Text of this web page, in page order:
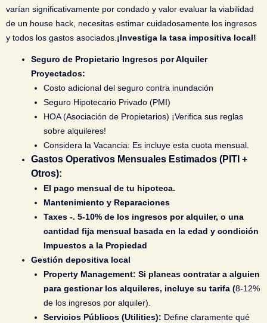
varían significativamente por condado y valor evaluar la viabilidad
de un house hack, necesitas estimar cuidadosamente los ingresos
y todos los gastos asociados. ¡Investiga la tasa impositiva local!
Seguro de Propietario Ingresos por Alquiler
Proyectados:
Costo adicional del seguro contra inundación
Seguro Hipotecario Privado (PMI)
HOA (Asociación de Propietarios) ¡Verifica sus reglas
sobre alquileres!
Considera la Vacancia: Es incluye esta cuota mensual.
Gastos Operativos Mensuales Estimados (PITI +
Otros):
El pago mensual de tu hipoteca.
Mantenimiento y Reparaciones
Taxes -. 5-10% de los ingresos por alquiler, o una
cantidad fija mensual basada en la edad y condición
Impuestos a la Propiedad
Gestión depositiva local
Property Management: Si planeas contratar a alguien
para gestionar los alquileres, incluye su tarifa (8-12%
de los ingresos por alquiler).
Servicios Públicos (Utilities): Define claramente qué